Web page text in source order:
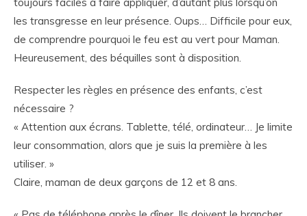
les transgresse en leur présence. Oups… Difficile pour eux,
de comprendre pourquoi le feu est au vert pour Maman.
Heureusement, des béquilles sont à disposition.
Respecter les règles en présence des enfants, c’est
nécessaire ?
« Attention aux écrans. Tablette, télé, ordinateur… Je limite
leur consommation, alors que je suis la première à les
utiliser. »
Claire, maman de deux garçons de 12 et 8 ans.